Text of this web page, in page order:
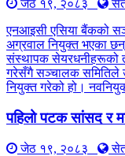
जेठ १९, २०८३
एनआइसी एसिया बैंकको
अग्रवाल नियुक्त भएका
संस्थापक सेयरधनीहरूको
गरेसँगै सञ्चालक समितिले
नियुक्त गरेको हो।
पहिलो पटक सांसद र
जेठ १९, २०८३